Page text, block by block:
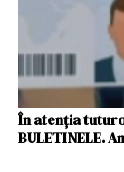
În atenția
BULETINELE.